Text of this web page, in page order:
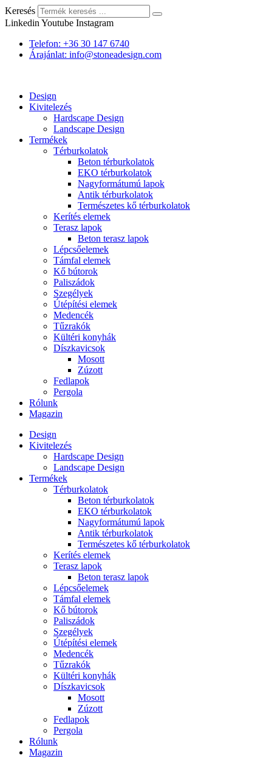
Keresés
Linkedin Youtube Instagram
Telefon: +36 30 147 6740
Árajánlat: info@stoneadesign.com
Design
Kivitelezés
Hardscape Design
Landscape Design
Termékek
Térburkolatok
Beton térburkolatok
EKO térburkolatok
Nagyformátumú lapok
Antik térburkolatok
Természetes kő térburkolatok
Kerítés elemek
Terasz lapok
Beton terasz lapok
Lépcsőelemek
Támfal elemek
Kő bútorok
Paliszádok
Szegélyek
Útépítési elemek
Medencék
Tűzrakók
Kültéri konyhák
Díszkavicsok
Mosott
Zúzott
Fedlapok
Pergola
Rólunk
Magazin
Design
Kivitelezés
Hardscape Design
Landscape Design
Termékek
Térburkolatok
Beton térburkolatok
EKO térburkolatok
Nagyformátumú lapok
Antik térburkolatok
Természetes kő térburkolatok
Kerítés elemek
Terasz lapok
Beton terasz lapok
Lépcsőelemek
Támfal elemek
Kő bútorok
Paliszádok
Szegélyek
Útépítési elemek
Medencék
Tűzrakók
Kültéri konyhák
Díszkavicsok
Mosott
Zúzott
Fedlapok
Pergola
Rólunk
Magazin